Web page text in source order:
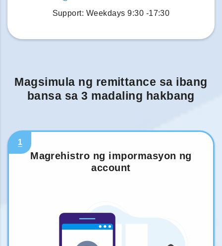
Support: Weekdays 9:30 -17:30
Magsimula ng remittance sa ibang
bansa sa 3 madaling hakbang
1
Magrehistro ng impormasyon ng
account